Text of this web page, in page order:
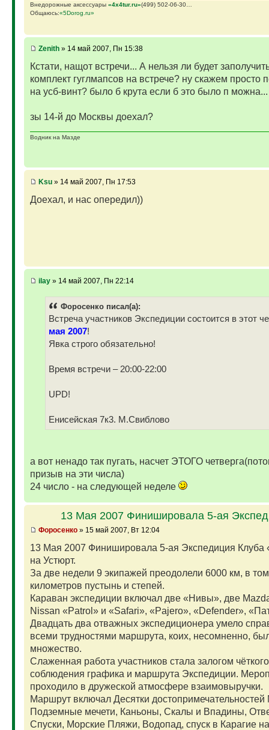
Внедорожные аксессуары «4х4tur.ru»(499) 502-06-30…
Общаюсь:«5Dorog.ru»
Zenith» 14 май 2007, Пн 15:38
Кстати, нащот встречи... А нельзя ли будет
комплект гуглмапсов на встрече? ну скажем просто
на усб-винт? было б крута если б это было п можна...
зы 14-й до Москвы доехал?
Водник на Мазде
Ksu» 14 май 2007, Пн 17:53
Доехал, и нас опередил))
ilay» 14 май 2007, Пн 22:14
Фopoceнкo писал(а):
Встреча участников Экспедиции состоится в этот
мая 2007!
Явка строго обязательно!
Время встречи – 20:00-22:00
UPD!
Енисейская 7к3. М.Свиблово
а вот ненадо так пугать, насчет ЭТОГО
призыв на эти числа)
24 число - на следующей неделе
13 Мая 2007 Финишировала 5-ая
Фopoceнкo» 15 май 2007, Вт 12:04
13 Мая 2007 Финишировала 5-ая Экспедиция Клуба
на Устюрт.
За две недели 9 экипажей преодолели 6000 км, в
километров пустынь и степей.
Караван экспедиции включал две «Нивы», две
Nissan «Patrol» и «Safari», «Pajero», «Defender»,
Двадцать два отважных экспедиционера умело
всеми трудностями маршрута, коих, несомненно,
множество.
Слаженная работа участников стала залогом чёткого
соблюдения графика и маршрута Экспедиции.
проходило в дружеской атмосфере взаимовыручки.
Маршрут включал Десятки достопримечательностей
Подземные мечети, Каньоны, Скалы и Впадины,
Спуски, Морские Пляжи, Водопад, спуск в Карагие на